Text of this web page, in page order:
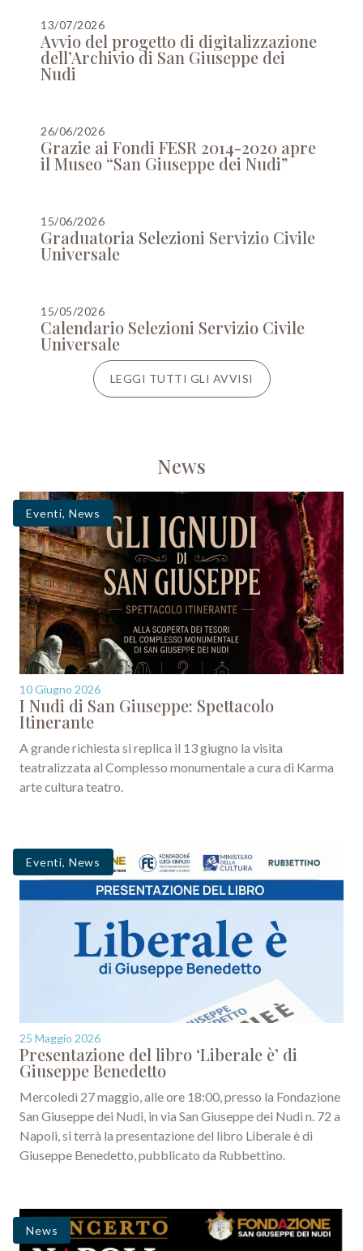
13/07/2026
Avvio del progetto di digitalizzazione
dell’Archivio di San Giuseppe dei
Nudi
26/06/2026
Grazie ai Fondi FESR 2014-2020 apre
il Museo “San Giuseppe dei Nudi”
15/06/2026
Graduatoria Selezioni Servizio Civile
Universale
15/05/2026
Calendario Selezioni Servizio Civile
Universale
LEGGI TUTTI GLI AVVISI
News
Eventi, News
10 Giugno 2026
I Nudi di San Giuseppe: Spettacolo
Itinerante
A grande richiesta si replica il 13 giugno la visita
teatralizzata al Complesso monumentale a cura di Karma
arte cultura teatro.
Eventi, News
25 Maggio 2026
Presentazione del libro ‘Liberale è’ di
Giuseppe Benedetto
Mercoledì 27 maggio, alle ore 18:00, presso la Fondazione
San Giuseppe dei Nudi, in via San Giuseppe dei Nudi n. 72 a
Napoli, si terrà la presentazione del libro Liberale è di
Giuseppe Benedetto, pubblicato da Rubbettino.
News